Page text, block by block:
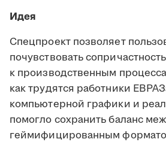
Идея
Спецпроект позволяет
почувствовать сопричастность
к производственным
как трудятся работники
компьютерной графики и
помогло сохранить баланс
геймифицированным